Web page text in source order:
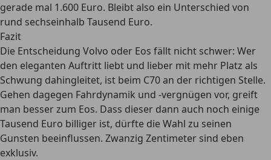
gerade mal 1.600 Euro. Bleibt also ein Unterschied von
rund sechseinhalb Tausend Euro.
Fazit
Die Entscheidung Volvo oder Eos fällt nicht schwer: Wer
den eleganten Auftritt liebt und lieber mit mehr Platz als
Schwung dahingleitet, ist beim C70 an der richtigen Stelle.
Gehen dagegen Fahrdynamik und -vergnügen vor, greift
man besser zum Eos. Dass dieser dann auch noch einige
Tausend Euro billiger ist, dürfte die Wahl zu seinen
Gunsten beeinflussen. Zwanzig Zentimeter sind eben
exklusiv.